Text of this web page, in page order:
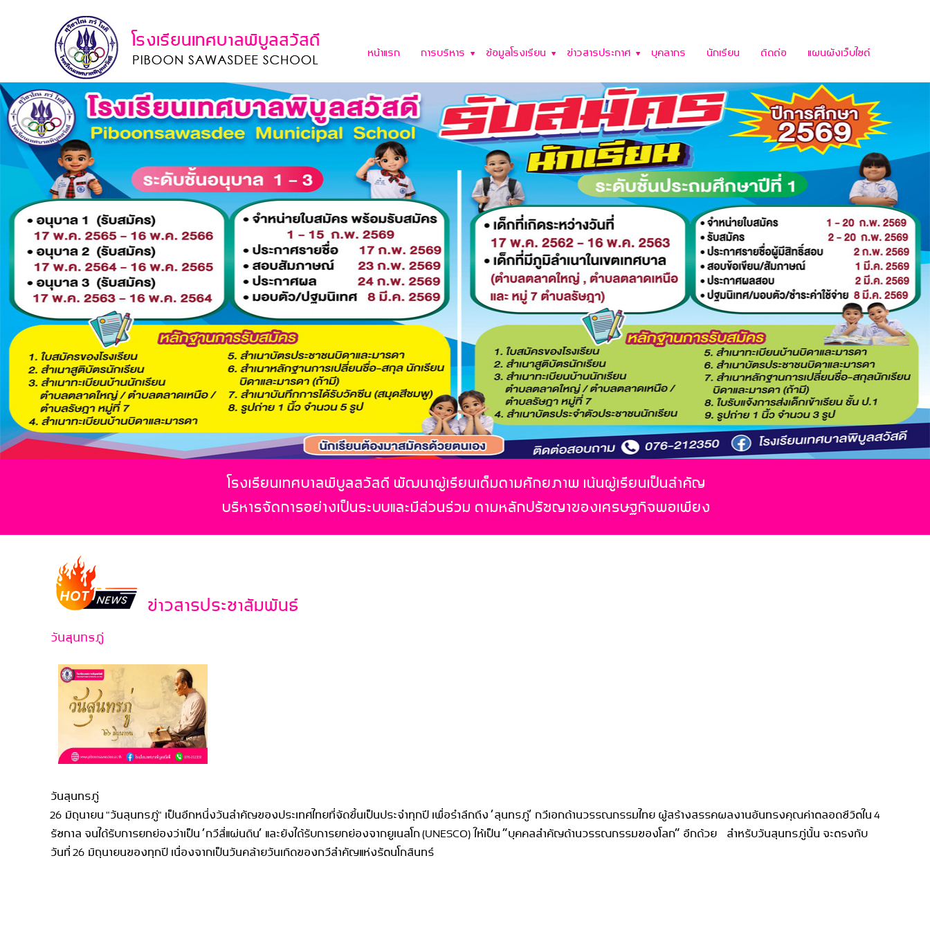
หน้าแรก การบริหาร ข้อมูลโรงเรียน ข่าวสารประกาศ บุคลากร นักเรียน ติดต่อ แผนผังเว็บไซต์
โรงเรียนเทศบาลพิบูลสวัสดี พัฒนาผู้เรียนเต็มตามศักยภาพ เน้นผู้เรียนเป็นสำคัญ
บริหารจัดการอย่างเป็นระบบและมีส่วนร่วม ตามหลักปรัชญาของเศรษฐกิจพอเพียง
ข่าวสารประชาสัมพันธ์
วันสุนทรภู่
วันสุนทรภู่
26 มิถุนายน "วันสุนทรภู่" เป็นอีกหนึ่งวันสำคัญของประเทศไทยที่จัดขึ้นเป็นประจำทุกปี เพื่อรำลึกถึง ‘สุนทรภู่’ กวีเอกด้านวรรณกรรมไทย ผู้สร้างสรรคผลงานอันทรงคุณค่าตลอดชีวิตใน 4
รัชกาล จนได้รับการยกย่องว่าเป็น ‘กวีสี่แผ่นดิน’ และยังได้รับการยกย่องจากยูเนสโก (UNESCO) ให้เป็น “บุคคลสำคัญด้านวรรณกรรมของโลก” อีกด้วย สำหรับวันสุนทรภู่นั้น จะตรงกับ
วันที่ 26 มิถุนายนของทุกปี เนื่องจากเป็นวันคล้ายวันเกิดของกวีสำคัญแห่งรัตนโกสินทร์